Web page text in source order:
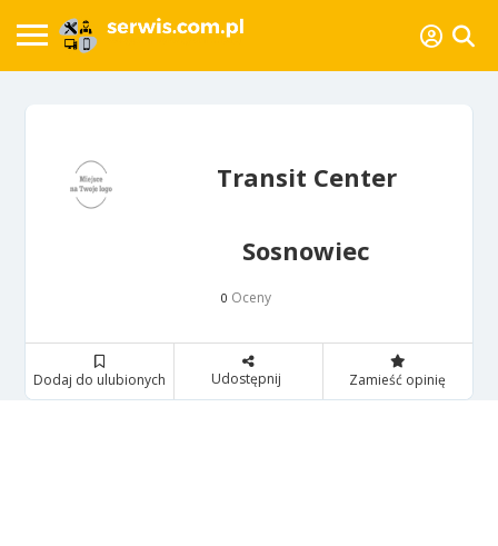
Transit Center
Sosnowiec
0 Oceny
Dodaj do ulubionych Udostępnij Zamieść opinię